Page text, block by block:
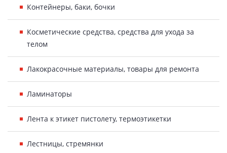
Контейнеры, баки, бочки
Косметические средства, средства для ухода за
телом
Лакокрасочные материалы, товары для ремонта
Ламинаторы
Лента к этикет пистолету, термоэтикетки
Лестницы, стремянки